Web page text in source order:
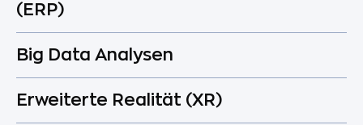
(ERP)
Big Data Analysen
Erweiterte Realität (XR)